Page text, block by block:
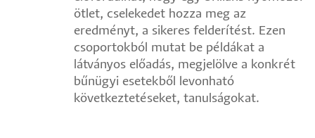
ötlet, cselekedet hozza meg az
eredményt, a sikeres felderítést. Ezen
csoportokból mutat be példákat a
látványos előadás, megjelölve a konkrét
bűnügyi esetekből levonható
következtetéseket, tanulságokat.